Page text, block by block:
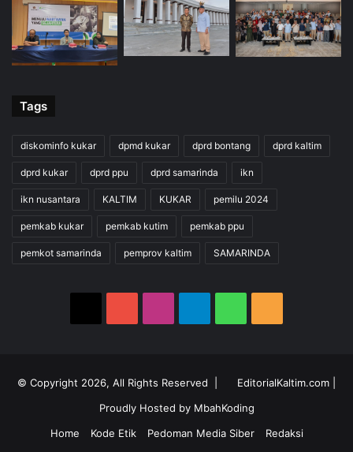
Tags
diskominfo kukar dpmd kukar dprd bontang dprd kaltim
dprd kukar dprd ppu dprd samarinda ikn
ikn nusantara KALTIM KUKAR pemilu 2024
pemkab kukar pemkab kutim pemkab ppu
pemkot samarinda pemprov kaltim SAMARINDA
© Copyright 2026, All Rights Reserved | EditorialKaltim.com
Proudly Hosted by MbahKoding
Home
Kode Etik Pedoman Media Siber Redaksi